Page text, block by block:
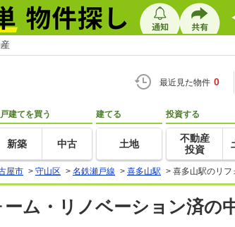
最近見た物件 0
建てを買う
新築 中古
建てる
土地
投資する
不動産
投資
屋市 > 守山区 > 名鉄瀬戸線 > 喜多山駅 > 喜多山駅のリフ
ム・リノベーション済の